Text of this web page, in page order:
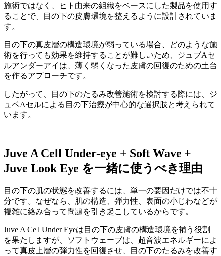
施術ではなく、ヒト由来の組織をベースにした製品を使用す
ることで、目の下の皮膚環境を整えるように設計されていま
す。
目の下の真皮層の構造環境が弱っている場合、どのような施
術を行っても効果を維持することが難しいため、ジュブAセ
ルアンダーアイは、薄く弱くなった皮膚の回復のための土台
を作るアプローチです。
したがって、目の下のたるみ改善施術を検討する際には、ジ
ュベAセルによる目の下治療が中心的な選択肢と考えられて
います。
Juve A Cell Under-eye + Soft Wave +
Juve Look Eye を一緒に使うべき理由
目の下の肌の状態を改善するには、単一の要因だけでは不十
分です。なぜなら、肌の構造、弾力性、表面の小じわなどが
複雑に絡み合って問題を引き起こしているからです。
Juve A Cell Under Eyeは目の下の皮膚の構造環境を補う役割
を果たしますが、ソフトウェーブは、超音波エネルギーによ
って真皮上層の弾力性を回復させ、目の下のたるみを改善す